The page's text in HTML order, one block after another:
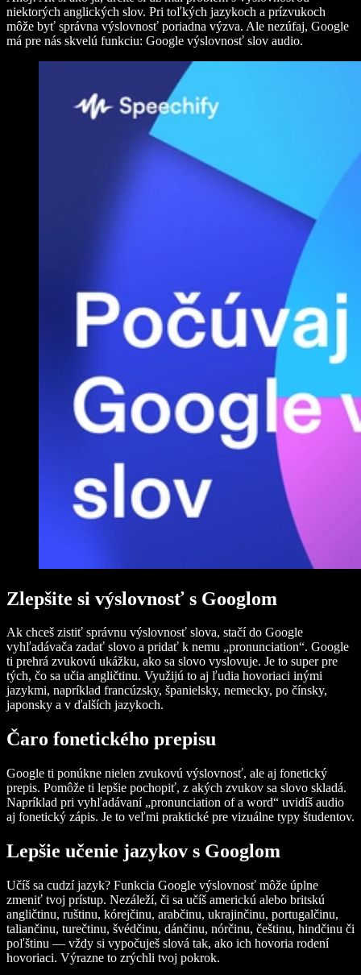
niektorých anglických slov. Pri toľkých jazykoch a prízvukoch
môže byť správna výslovnosť poriadna výzva. Ale nezúfaj, Google
má pre nás skvelú funkciu: Google výslovnosť slov audio.
Zlepšite si výslovnosť s Googlom
Ak chceš zistiť správnu výslovnosť slova, stačí do Google
vyhľadávača zadať slovo a pridať k nemu „pronunciation“. Google
ti prehrá zvukovú ukážku, ako sa slovo vyslovuje. Je to super pre
tých, čo sa učia angličtinu. Využijú to aj ľudia hovoriaci inými
jazykmi, napríklad francúzsky, španielsky, nemecky, po čínsky,
japonsky a v ďalších jazykoch.
Čaro fonetického prepisu
Google ti ponúkne nielen zvukovú výslovnosť, ale aj fonetický
prepis. Pomôže ti lepšie pochopiť, z akých zvukov sa slovo skladá.
Napríklad pri vyhľadávaní „pronunciation of a word“ uvidíš audio
aj fonetický zápis. Je to veľmi praktické pre vizuálne typy študentov.
Lepšie učenie jazykov s Googlom
Učíš sa cudzí jazyk? Funkcia Google výslovnosť môže úplne
zmeniť tvoj prístup. Nezáleží, či sa učíš americkú alebo britskú
angličtinu, ruštinu, kórejčinu, arabčinu, ukrajinčinu, portugalčinu,
taliančinu, turečtinu, švédčinu, dánčinu, nórčinu, češtinu, hindčinu či
poľštinu — vždy si vypočuješ slová tak, ako ich hovoria rodení
hovoriaci. Výrazne to zrýchli tvoj pokrok.